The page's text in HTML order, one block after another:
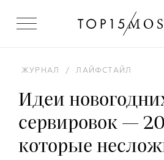
ЖУРНАЛ / ЛАЙФСТАЙЛ
Идеи
сервировок —
которые